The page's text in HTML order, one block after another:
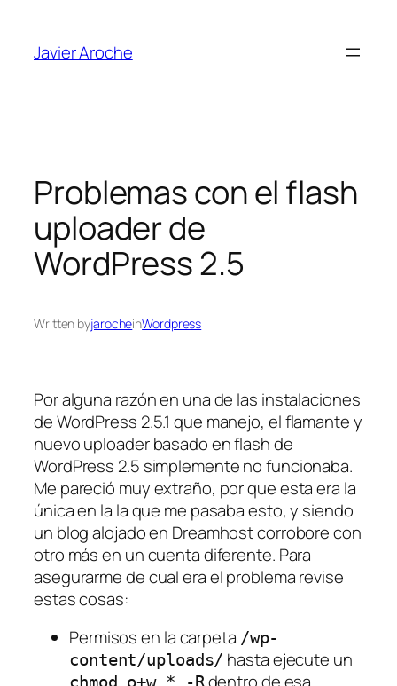
content
Javier Aroche
Problemas con el flash
uploader de
WordPress 2.5
Written byjarocheinWordpress
Por alguna razón en una de las instalaciones
de WordPress 2.5.1 que manejo, elflamantey
nuevo uploader basado en flash de
WordPress 2.5 simplemente no funcionaba.
Me pareció muy extraño, por que esta era la
única en la la que me pasaba esto, y siendo
un blog alojado en Dreamhost corrobore con
otro más en un cuenta diferente. Para
asegurarme de cual era el problema revise
estas cosas:
Permisos en la carpeta /wp-
content/uploads/ hasta ejecute un